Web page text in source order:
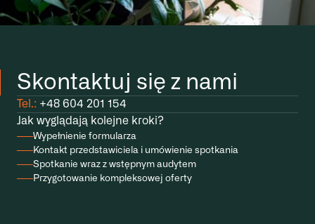
Skontaktuj się z nami
Tel.: +48 604 201 154
Jak wyglądają kolejne kroki?
Wypełnienie formularza
Kontakt przedstawiciela i umówienie spotkania
Spotkanie wraz z wstępnym audytem
Przygotowanie kompleksowej oferty